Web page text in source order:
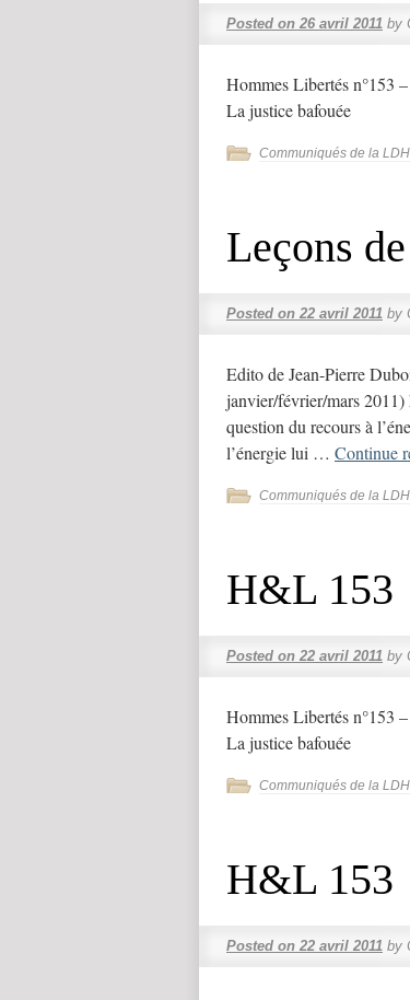
Posted on 26 avril 2011 by
Hommes Libertés n°153
La justice bafouée
Communiqués de la LDH
Leçons
Posted on 22 avril 2011 by
Edito de Jean-Pierre
janvier/février/mars 2011)
question du recours à
l’énergie lui … Continue
Communiqués de la LDH
H&L 153
Posted on 22 avril 2011 by
Hommes Libertés n°153
La justice bafouée
Communiqués de la LDH
H&L 153
Posted on 22 avril 2011 by